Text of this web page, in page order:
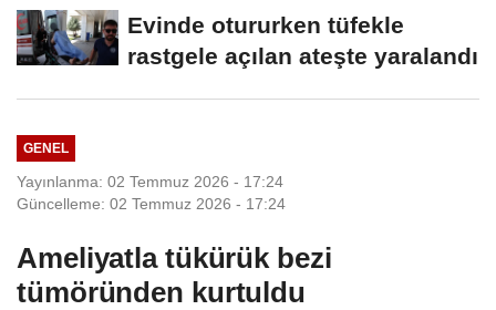
Evinde otururken tüfekle
rastgele açılan ateşte yaralandı
GENEL
Yayınlanma: 02 Temmuz 2026 - 17:24
Güncelleme: 02 Temmuz 2026 - 17:24
Ameliyatla tükürük bezi
tümöründen kurtuldu